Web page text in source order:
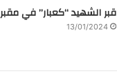
قبر الشهيد “كعبار” في
13/01/2024